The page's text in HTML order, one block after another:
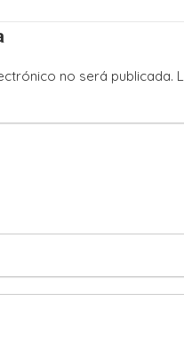
no será publicada.